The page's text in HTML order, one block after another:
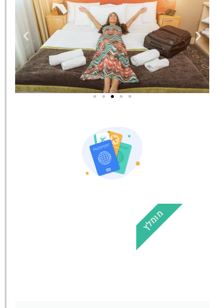
מומלץ